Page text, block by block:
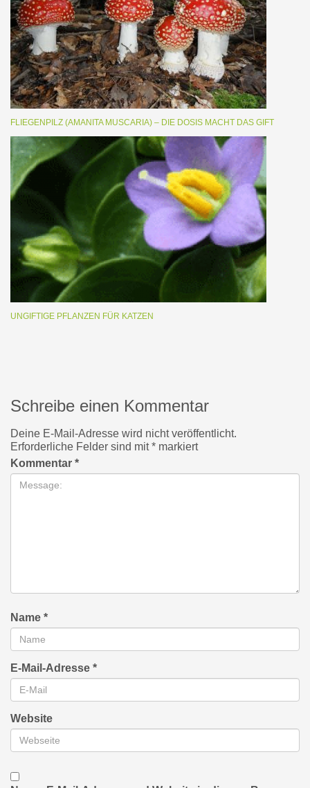
FLIEGENPILZ (AMANITA MUSCARIA) – DIE DOSIS MACHT DAS GIFT
UNGIFTIGE PFLANZEN FÜR KATZEN
Schreibe einen Kommentar
Deine E-Mail-Adresse wird nicht veröffentlicht.
Erforderliche Felder sind mit* markiert
Kommentar *
Name *
E-Mail-Adresse *
Website